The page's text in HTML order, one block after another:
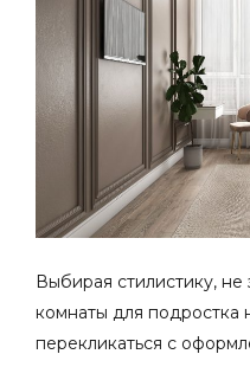
Выбирая стилистику, не
комнаты для подростка
перекликаться с